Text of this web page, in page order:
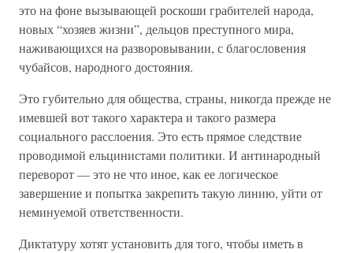
это на фоне вызывающей роскоши грабителей народа,
новых “хозяев жизни”, дельцов преступного мира,
наживающихся на разворовывании, с благословения
чубайсов, народного достояния.
Это губительно для общества, страны, никогда прежде не
имевшей вот такого характера и такого размера
социального расслоения. Это есть прямое следствие
проводимой ельцинистами политики. И антинародный
переворот — это не что иное, как ее логическое
завершение и попытка закрепить такую линию, уйти от
неминуемой ответственности.
Диктатуру хотят установить для того, чтобы иметь в